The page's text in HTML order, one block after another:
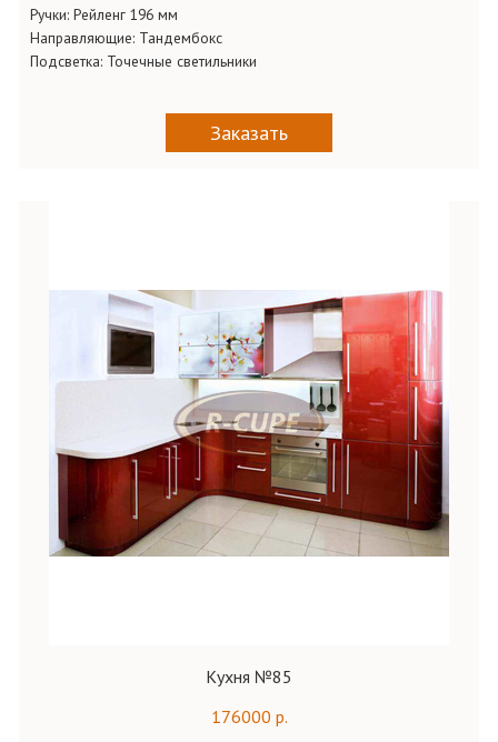
Ручки: Рейленг 196 мм
Направляющие: Тандембокс
Подсветка: Точечные светильники
Заказать
Кухня №85
176000 р.